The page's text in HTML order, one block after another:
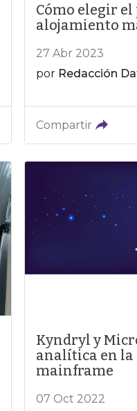
Cómo elegir
alojamiento
27 Abr 2023
por Redacción
Compartir
Kyndryl y
analítica en la
mainframe
07 Oct 2022